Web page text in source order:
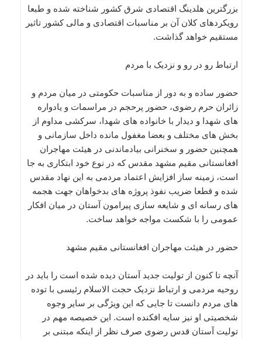
بزرگترین هلدینگ اقتصادی شرق کشور شناخته شده و طبعا
رویکردهای کلان آن بر مناسبات اقتصادی و مالی کشور تاثیر
مستقیم خواهد گذاشت.
ارتباط رو در رو و نزدیک با مردم
حضور ساده و به دور از مناسبات حکومتی در میان مردم و
زائران حرم رضوی، حضور پرحجم در مراسمات و یادواره
های شهدا و دیدار با خانواده های شهدا، سرکشی مداوم از
بخش های مختلف و بعضا مغفول مانده داخل سازمانی و
همچنین حضور و سخنرانی بیادماندنی در هیئت مهاجران
افغانستانی مقیم مشهد مقدس که در نوع خود ابتکاری به جا
است، زمینه ساز افزایش اعتماد مردمی به این نهاد مقدس
شده و قطعا ضریب نفوذ پروژه های بدخواهان جهت هجمه
های رسانه ای و شایعه سازی پیرامون آستان در میان افکار
عمومی را با شکست مواجه خواهد ساخت.
حضور در هیئت مهاجران افغانستانی مقیم مشهد
آنچه تا کنون از تولیت جدید آستان دیده شده است را باید در
روحیه مردمی و ارتباط نزدیک حجت الاسلام رئیسی با توده
های مردم دانست تا جایی که این ویژگی بر سایر وجوه
شخصیتی او نیز سایه افکنده است. این خصیصه مهم در
تولیت آستان قدس رضوی صرف نظر از اینکه مبتنی بر